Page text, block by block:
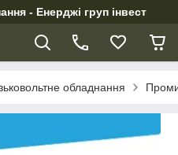
- Енерджі груп інвест
обладнання